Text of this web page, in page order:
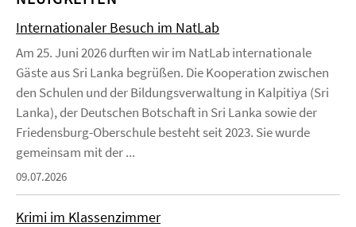
Internationaler Besuch im NatLab
Am 25. Juni 2026 durften wir im NatLab internationale
Gäste aus Sri Lanka begrüßen. Die Kooperation zwischen
den Schulen und der Bildungsverwaltung in Kalpitiya (Sri
Lanka), der Deutschen Botschaft in Sri Lanka sowie der
Friedensburg-Oberschule besteht seit 2023. Sie wurde
gemeinsam mit der ...
09.07.2026
Krimi im Klassenzimmer